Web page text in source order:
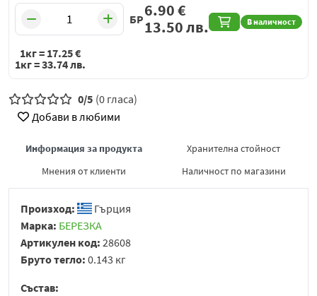
БР В наличност
6.90€
13.50лв.
1кг = 17.25€
1кг =33.74лв.
0/5 (0 гласа)
Добави в любими
Информация за продукта
Хранителна стойност
Мнения от клиенти
Наличност по магазини
Произход:
Гърция
Марка: БЕРЕЗКА
Артикулен код: 28608
Бруто тегло: 0.143 кг
Състав: